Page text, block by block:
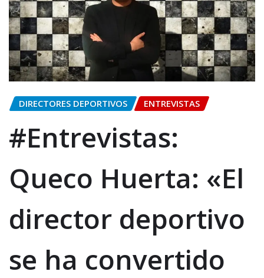
DIRECTORES DEPORTIVOS ENTREVISTAS
#Entrevistas:
Queco Huerta: «El
director deportivo
se ha convertido